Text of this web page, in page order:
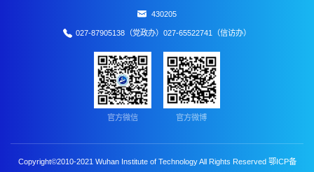
430205
027-87905138（党政办）027-65522741（信访办）
官方微信 官方微博
Copyright©2010-2021 Wuhan Institute of Technology All Rights Reserved 鄂ICP备